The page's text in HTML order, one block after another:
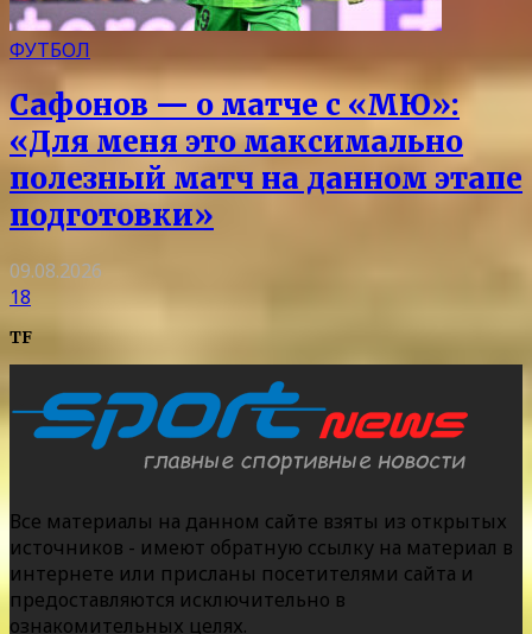
ФУТБОЛ
Сафонов — о матче с «МЮ»:
«Для меня это максимально
полезный матч на данном этапе
подготовки»
09.08.2026
18
TF
Все материалы на данном сайте взяты из открытых
источников - имеют обратную ссылку на материал в
интернете или присланы посетителями сайта и
предоставляются исключительно в
ознакомительных целях.